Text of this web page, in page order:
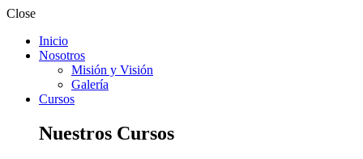
Close
Inicio
Nosotros
Misión y Visión
Galería
Cursos
Nuestros Cursos